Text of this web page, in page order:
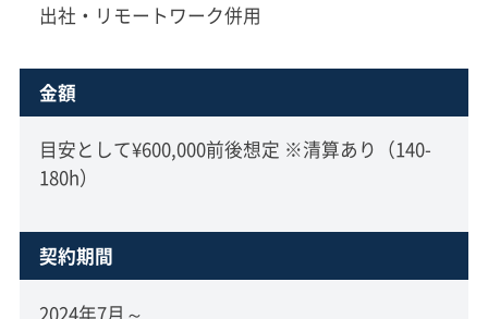
出社・リモートワーク併用
金額
目安として¥600,000前後想定 ※清算あり（140-
180h）
契約期間
2024年7月～